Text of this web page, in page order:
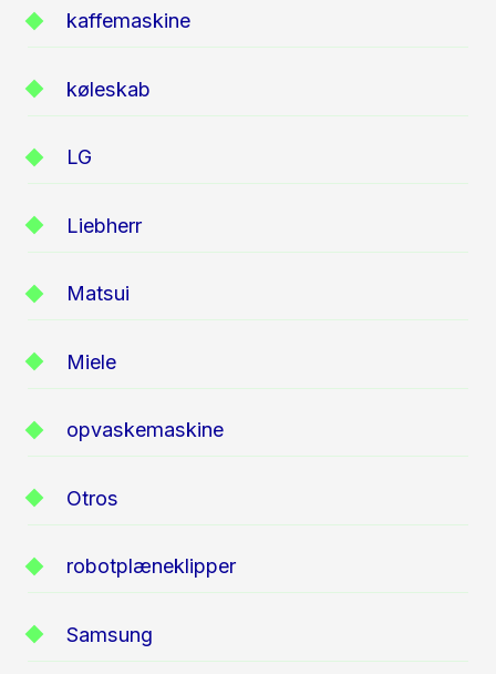
kaffemaskine
køleskab
LG
Liebherr
Matsui
Miele
opvaskemaskine
Otros
robotplæneklipper
Samsung